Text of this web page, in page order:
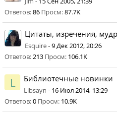
Ответов:86 Просм:87.7K
Цитаты, изречения,
Esquire -9 Дек 2012, 20:26
Ответов:213 Просм: 106.1K
L Библиотечные новинки
Libsayn - 16 Июл 2014, 13:29
Ответов:0 Просм: 10.9K